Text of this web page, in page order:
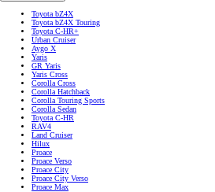
Toyota bZ4X
Toyota bZ4X Touring
Toyota C-HR+
Urban Cruiser
Aygo X
Yaris
GR Yaris
Yaris Cross
Corolla Cross
Corolla Hatchback
Corolla Touring Sports
Corolla Sedan
Toyota C-HR
RAV4
Land Cruiser
Hilux
Proace
Proace Verso
Proace City
Proace City Verso
Proace Max